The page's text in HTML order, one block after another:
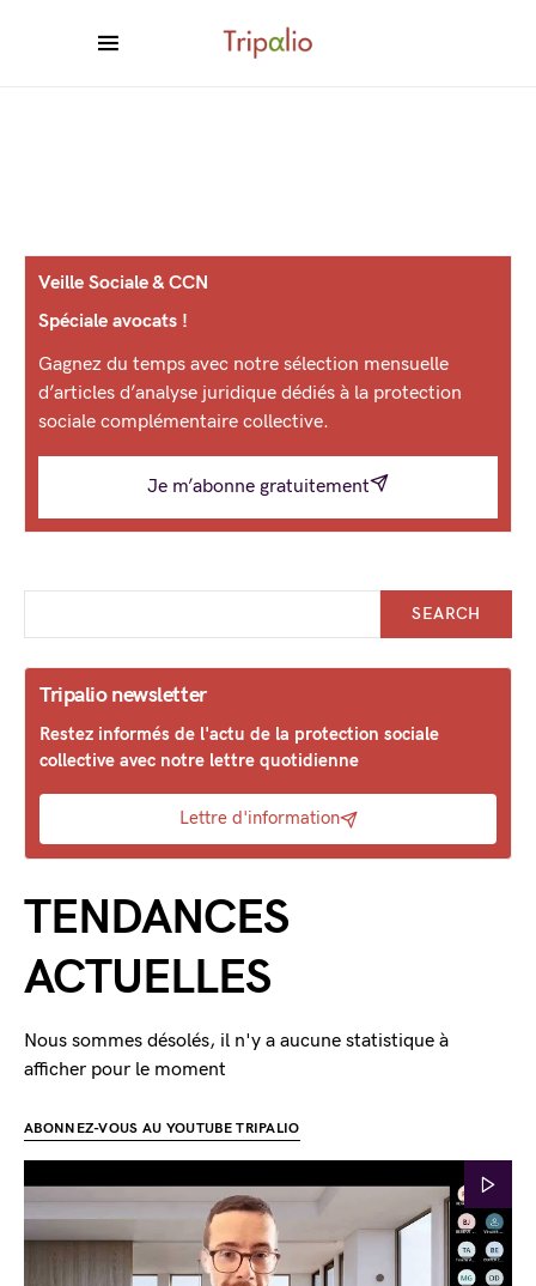
Veille Sociale & CCN
Spéciale avocats !
Gagnez du temps avec notre sélection mensuelle
d’articles d’analyse juridique dédiés à la protection
sociale complémentaire collective.
Je m’abonne gratuitement
SEARCH
Tripalio newsletter
Restez informés de l'actu de la protection sociale
collective avec notre lettre quotidienne
Lettre d'information
TENDANCES
ACTUELLES
Nous sommes désolés, il n'y a aucune statistique à
afficher pour le moment
ABONNEZ-VOUS AU YOUTUBE TRIPALIO